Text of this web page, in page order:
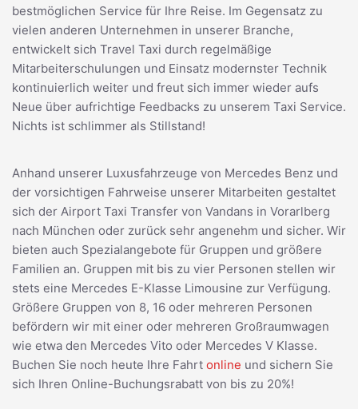
bestmöglichen Service für Ihre Reise. Im Gegensatz zu
vielen anderen Unternehmen in unserer Branche,
entwickelt sich Travel Taxi durch regelmäßige
Mitarbeiterschulungen und Einsatz modernster Technik
kontinuierlich weiter und freut sich immer wieder aufs
Neue über aufrichtige Feedbacks zu unserem Taxi Service.
Nichts ist schlimmer als Stillstand!
Anhand unserer Luxusfahrzeuge von Mercedes Benz und
der vorsichtigen Fahrweise unserer Mitarbeiten gestaltet
sich der Airport Taxi Transfer von Vandans in Vorarlberg
nach München oder zurück sehr angenehm und sicher. Wir
bieten auch Spezialangebote für Gruppen und größere
Familien an. Gruppen mit bis zu vier Personen stellen wir
stets eine Mercedes E-Klasse Limousine zur Verfügung.
Größere Gruppen von 8, 16 oder mehreren Personen
befördern wir mit einer oder mehreren Großraumwagen
wie etwa den Mercedes Vito oder Mercedes V Klasse.
Buchen Sie noch heute Ihre Fahrt online und sichern Sie
sich Ihren Online-Buchungsrabatt von bis zu 20%!